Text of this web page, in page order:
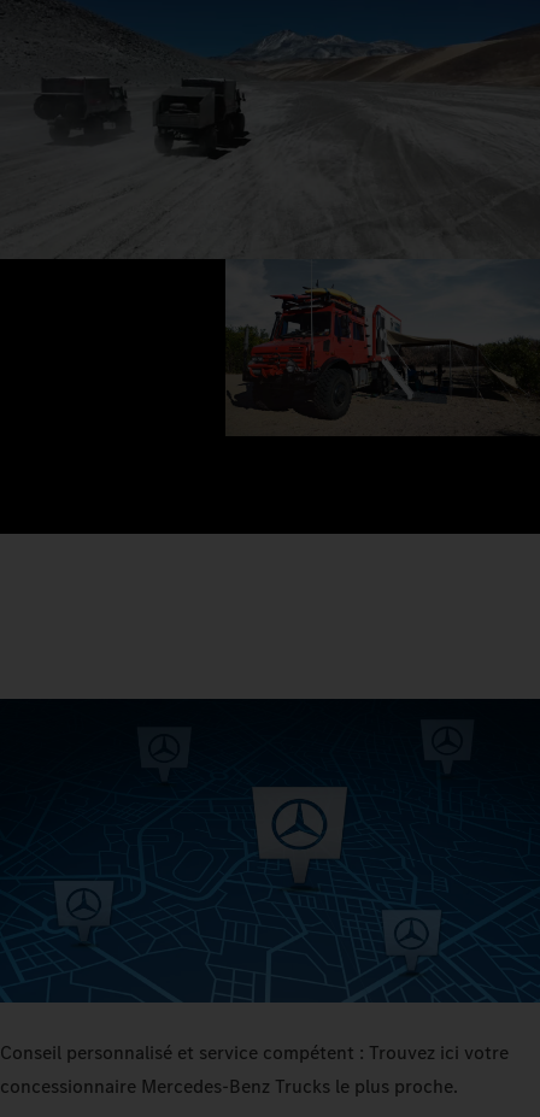
Conseil personnalisé et service compétent : Trouvez ici votre
concessionnaire Mercedes‑Benz Trucks le plus proche.